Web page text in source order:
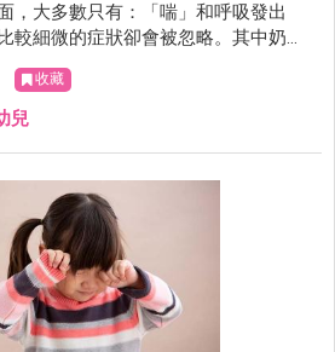
，大多數只有：「喘」和呼吸發出
較細微的症狀卻會被忽略。其中奶爸
咳嗽」和「笑得太厲害的時候會咳
略的。
收藏
兒